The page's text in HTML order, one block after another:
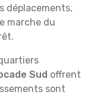
déplacements,
marche du
Sud offrent
sont